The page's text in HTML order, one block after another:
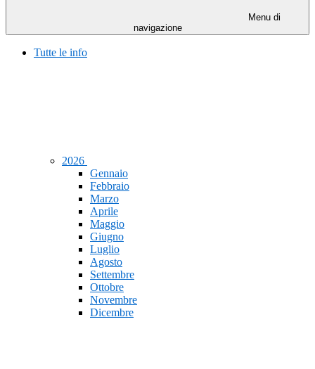
Menu di
navigazione
Tutte le info
2026
Gennaio
Febbraio
Marzo
Aprile
Maggio
Giugno
Luglio
Agosto
Settembre
Ottobre
Novembre
Dicembre